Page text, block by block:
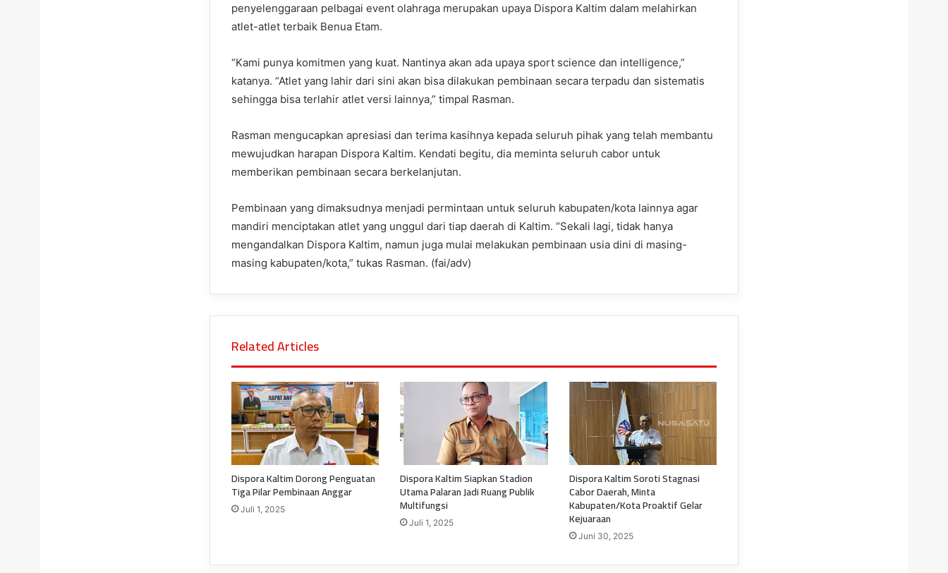
penyelenggaraan pelbagai event olahraga merupakan upaya Dispora Kaltim dalam melahirkan
atlet-atlet terbaik Benua Etam.
“Kami punya komitmen yang kuat. Nantinya akan ada upaya sport science dan intelligence,”
katanya. “Atlet yang lahir dari sini akan bisa dilakukan pembinaan secara terpadu dan sistematis
sehingga bisa terlahir atlet versi lainnya,” timpal Rasman.
Rasman mengucapkan apresiasi dan terima kasihnya kepada seluruh pihak yang telah membantu
mewujudkan harapan Dispora Kaltim. Kendati begitu, dia meminta seluruh cabor untuk
memberikan pembinaan secara berkelanjutan.
Pembinaan yang dimaksudnya menjadi permintaan untuk seluruh kabupaten/kota lainnya agar
mandiri menciptakan atlet yang unggul dari tiap daerah di Kaltim. “Sekali lagi, tidak hanya
mengandalkan Dispora Kaltim, namun juga mulai melakukan pembinaan usia dini di masing-
masing kabupaten/kota,” tukas Rasman. (fai/adv)
Related Articles
Dispora Kaltim Dorong Penguatan
Tiga Pilar Pembinaan Anggar
Juli 1, 2025
Dispora Kaltim Siapkan Stadion
Utama Palaran Jadi Ruang Publik
Multifungsi
Juli 1, 2025
Dispora Kaltim Soroti Stagnasi
Cabor Daerah, Minta
Kabupaten/Kota Proaktif Gelar
Kejuaraan
Juni 30, 2025